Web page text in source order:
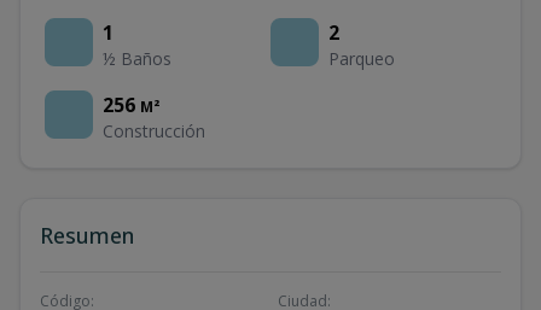
1
½ Baños
2
Parqueo
256 M²
Construcción
Resumen
Código: Ciudad: